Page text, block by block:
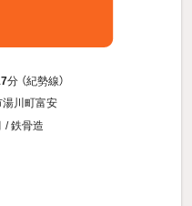
分 （紀勢線）
川町富安
/ 鉄骨造